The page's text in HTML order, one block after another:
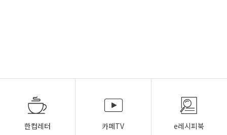
한컵레터 카페TV e레시피북